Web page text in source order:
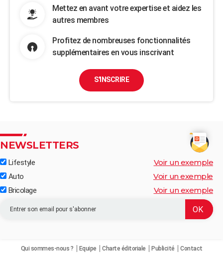
Mettez en avant votre expertise et aidez les
autres membres
Profitez de nombreuses fonctionnalités
supplémentaires en vous inscrivant
S'INSCRIRE
NEWSLETTERS
Lifestyle Voir un exemple
Auto Voir un exemple
Bricolage Voir un exemple
Qui sommes-nous ? Equipe Charte éditoriale Publicité Contact